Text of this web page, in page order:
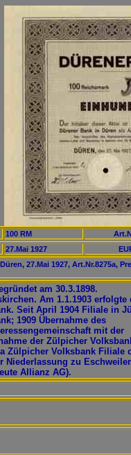
100 RM
27.Mai 1927
27.Mai 1927, Art.Nr.8275a,
am 30.3.1898.
Am 1.1.1903 erfolgte
Seit April 1904 Filiale in
1909 Übernahme des
mit der
der Zülpicher
Zülpicher Volksbank Filiale
Niederlassung zu
Allianz AG).